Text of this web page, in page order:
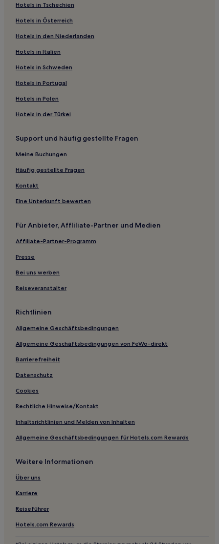
Hotels nahe Jai Pol Fort
Hotels nahe Amber Fort
Rajasthan University Campus: Hotels
Jhunjhunu Hotels
Bayana Hotels
Kishangarh Bas Hotels
Hotels nahe Jaigarh Fort
Marwa: Hotels
Amer Hotels
Jayal Hotels
Sujangarh Hotels
Hotels nahe Tempel Hanuman
Ajabgarh: Hotels
Jaipur Hotels
Nawa Hotels
Kookas Hotels
Hotels nahe Ana Sagar Lake
Hotels nahe Akbari Masjid
Lalkothi: Hotels
Hotels nahe Sawai Mansingh Stadium
C-Scheme: Hotels
Hotels nahe Buland Darwaza
Hotels nahe Sariska-Nationalpark
Hotels nahe Padam Talao
Rambagh: Hotels
Hotels nahe Alwar Palace
Distrikt Karauli: Hotels
Rajasthan: Hotels
Didwana Hotels
Hotels nahe Sukh Mahal
Hotels nahe Jaigarh Fort
Bonali Hotels
Mansarovar: Hotels
Hotels in Tschechien
Hotels in Österreich
Hotels in den Niederlanden
Hotels in Italien
Hotels in Schweden
Hotels in Portugal
Hotels in Polen
Hotels in der Türkei
Support und häufig gestellte Fragen
Meine Buchungen
Häufig gestellte Fragen
Kontakt
Eine Unterkunft bewerten
Für Anbieter, Affliliate-Partner und Medien
Affiliate-Partner-Programm
Presse
Bei uns werben
Reiseveranstalter
Richtlinien
Allgemeine Geschäftsbedingungen
Allgemeine Geschäftsbedingungen von FeWo-direkt
Barrierefreiheit
Datenschutz
Cookies
Rechtliche Hinweise/Kontakt
Inhaltsrichtlinien und Melden von Inhalten
Allgemeine Geschäftsbedingungen für Hotels.com Rewards
Weitere Informationen
Über uns
Karriere
Reiseführer
Hotels.com Rewards